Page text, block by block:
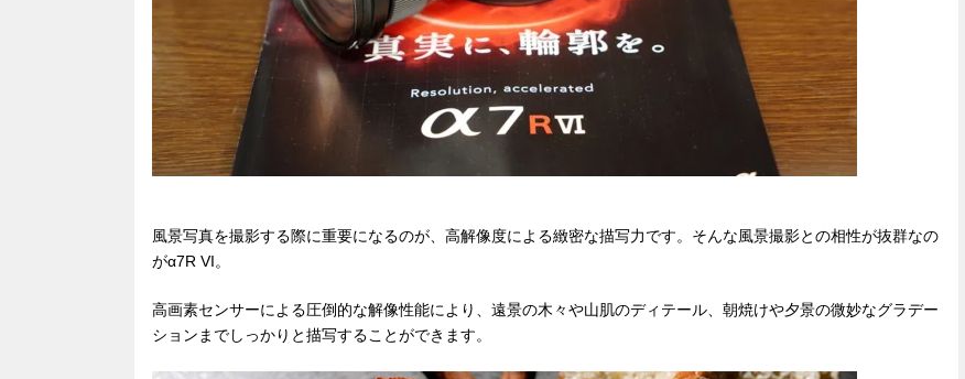
風景写真を撮影する際に重要になるのが、高解像度による緻密な描写力です。そんな風景撮影との相性が抜群なの
がα7R VI。
高画素センサーによる圧倒的な解像性能により、遠景の木々や山肌のディテール、朝焼けや夕景の微妙なグラデー
ションまでしっかりと描写することができます。